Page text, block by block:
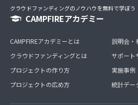
クラウドファンディングのノウハウを無料で学ぼう
CAMPFIREアカデミー
CAMPFIREアカデミーとは
クラウドファンディングとは
プロジェクトの作り方
プロジェクトの広め方
説明会・
サポート
実施事例
統計デー